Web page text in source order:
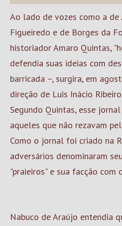
Ao lado de vozes como a
Figueiredo e de Borges da
historiador Amaro Quintas,
defendia suas ideias com
barricada –, surgira, em
direção de Luis Inácio
Segundo Quintas, esse
aqueles que não rezavam
Como o jornal foi criado na
adversários denominaram
"praieiros" e sua facção com
Nabuco de Araújo entendia